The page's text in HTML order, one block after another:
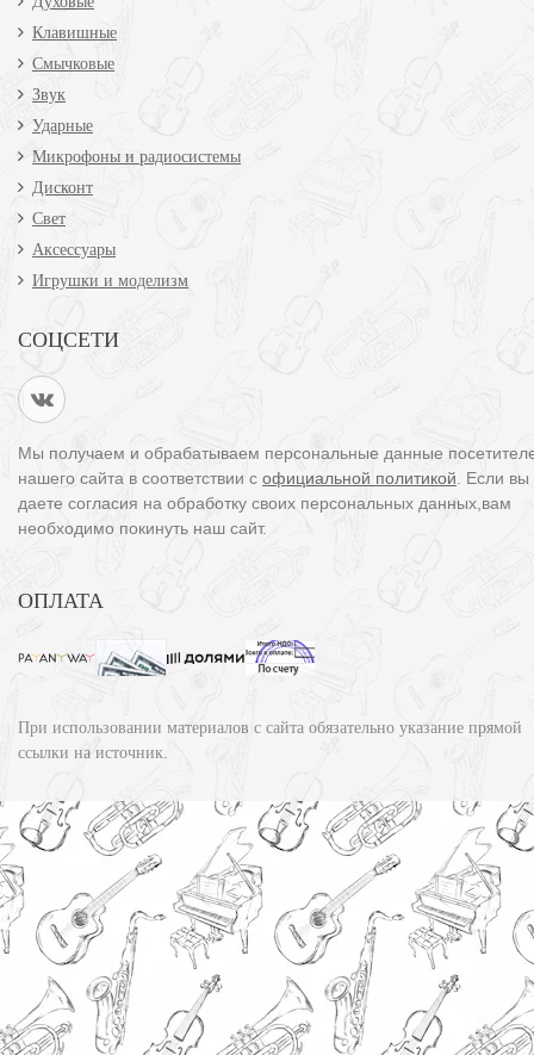
Клавишные
Смычковые
Звук
Ударные
Микрофоны и радиосистемы
Дисконт
Свет
Аксессуары
Игрушки и моделизм
СОЦСЕТИ
Мы получаем и обрабатываем персональные данные
нашего сайта в соответствии с официальной политикой . Если
даете согласия на обработку своих персональных данных,вам
необходимо покинуть наш сайт.
ОПЛАТА
При использовании материалов с сайта обязательно указание прямой
ссылки на источник.